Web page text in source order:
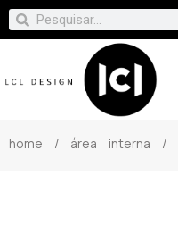
home / área interna /